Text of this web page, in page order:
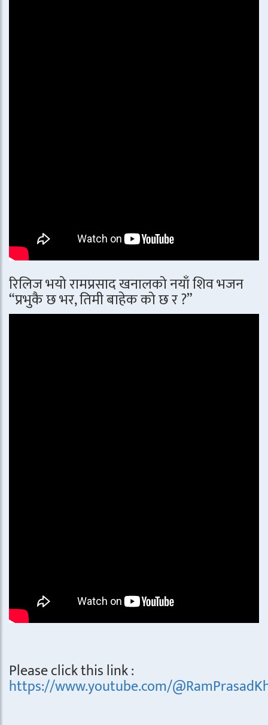
रिलिज भयो रामप्रसाद खनालको नयाँ शिव भजन
“प्रभुकै छ भर, तिमी बाहेक को छ र ?”
Please click this link :
https://www.youtube.com/